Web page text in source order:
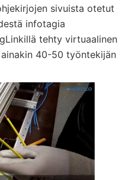
sivuista otetut
infotagia
tehty virtuaalinen
40-50 työntekijän